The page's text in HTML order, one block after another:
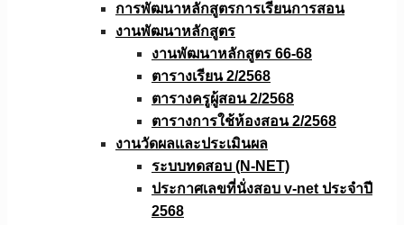
การพัฒนาหลักสูตรการเรียนการสอน
งานพัฒนาหลักสูตร
งานพัฒนาหลักสูตร 66-68
ตารางเรียน 2/2568
ตารางครูผู้สอน 2/2568
ตารางการใช้ห้องสอน 2/2568
งานวัดผลเเละประเมินผล
ระบบทดสอบ (N-NET)
ประกาศเลขที่นั่งสอบ v-net ประจำปี
2568